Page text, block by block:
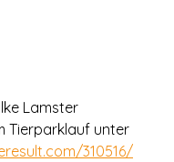
Lamster
Tierparklauf unter
310516/